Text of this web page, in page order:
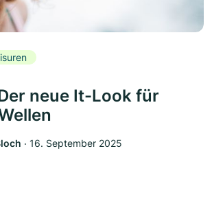
neue It-Look für
‧ 16. September 2025